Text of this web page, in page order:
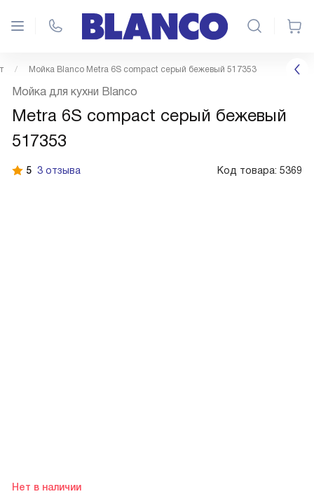
Мойка Blanco Metra 6S compact серый бежевый 517353
5 3 отзыва Код товара: 5369
Нет в наличии
Мойка для кухни Blanco
Metra 6S compact серый бежевый
517353